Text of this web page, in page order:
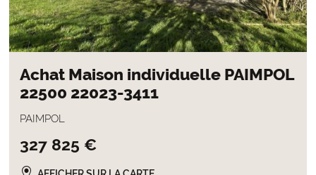
Achat Maison individuelle PAIMPOL
22500 22023-3411
PAIMPOL
327 825 €